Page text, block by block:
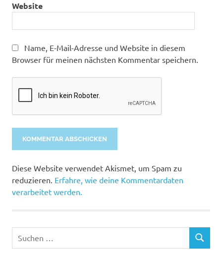
Website
Name, E-Mail-Adresse und Website in diesem
Browser für meinen nächsten Kommentar speichern.
Alternative:
Diese Website verwendet Akismet, um Spam zu
reduzieren. Erfahre, wie deine Kommentardaten
verarbeitet werden.
nach:
SUCHEN